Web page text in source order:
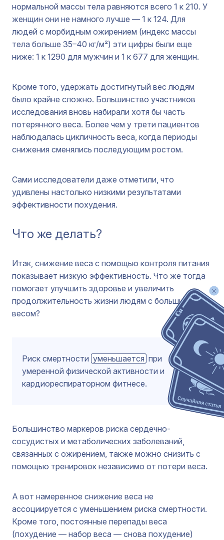
нормальной массы тела равняются всего 1 к 210. У
женщин они не намного лучше — 1 к 124. Для
людей с морбидным ожирением (индекс массы
тела больше 35–40 кг/м²) эти цифры были еще
ниже: 1 к 1290 для мужчин и 1 к 677 для женщин.
Кроме того, удержать достигнутый вес людям
было крайне сложно. Большинство участников
исследования вновь набирали хотя бы часть
потерянного веса. Более чем у трети пациентов
наблюдалась цикличность веса, когда периоды
снижения сменялись последующим ростом.
Сами исследователи даже отметили, что
удивлены настолько низкими результатами
эффективности похудения.
Что же делать?
Итак, снижение веса с помощью контроля питания
показывает низкую эффективность. Что же тогда
помогает улучшить здоровье и увеличить
продолжительность жизни людям с большим
весом?
Риск смертности уменьшается при
умеренной физической активности и
кардиореспираторном фитнесе.
Большинство маркеров риска сердечно-
сосудистых и метаболических заболеваний,
связанных с ожирением, также можно снизить с
помощью тренировок независимо от потери веса.
А вот намеренное снижение веса не
ассоциируется с уменьшением риска смертности.
Кроме того, постоянные перепады веса
(похудение — набор веса — снова похудение)